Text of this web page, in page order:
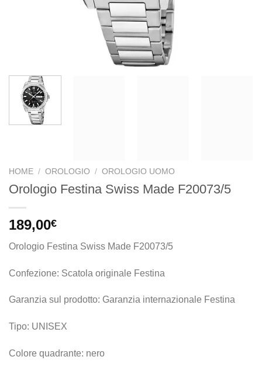
HOME / OROLOGIO / OROLOGIO UOMO
Orologio Festina Swiss Made F20073/5
189,00€
Orologio Festina Swiss Made F20073/5
Confezione: Scatola originale Festina
Garanzia sul prodotto: Garanzia internazionale Festina
Tipo: UNISEX
Colore quadrante: nero